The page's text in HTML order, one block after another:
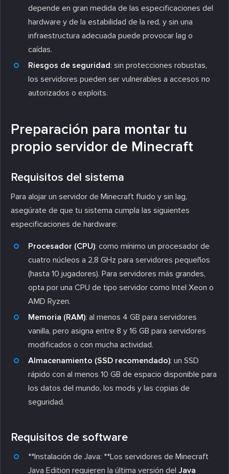
depende en gran medida de las especificaciones del
hardware y de la estabilidad de la red, y sin una
infraestructura adecuada puede provocar lag o
caídas.
Riesgos de seguridad: sin protecciones robustas,
los servidores pueden ser vulnerables a accesos no
autorizados o exploits.
Preparación para montar tu
propio servidor de Minecraft
Requisitos del sistema
Para alojar un servidor de Minecraft fluido y sin lag,
asegúrate de que tu sistema cumpla las siguientes
especificaciones de hardware:
Procesador (CPU): como mínimo un procesador de
cuatro núcleos a 2,8 GHz para servidores pequeños
(hasta 10 jugadores). Para servidores más grandes,
opta por una CPU de tipo servidor como Intel Xeon o
AMD Ryzen.
Memoria (RAM): al menos 4 GB para servidores
vanilla, pero asigna entre 8 y 16 GB para servidores
modificados o con mucha actividad.
Almacenamiento (SSD recomendado): un SSD
rápido con al menos 10 GB de espacio disponible para
los datos del mundo, los mods y las copias de
seguridad.
Requisitos de software
**Instalación de Java: **Los servidores de Minecraft
Java Edition requieren la última versión del Java